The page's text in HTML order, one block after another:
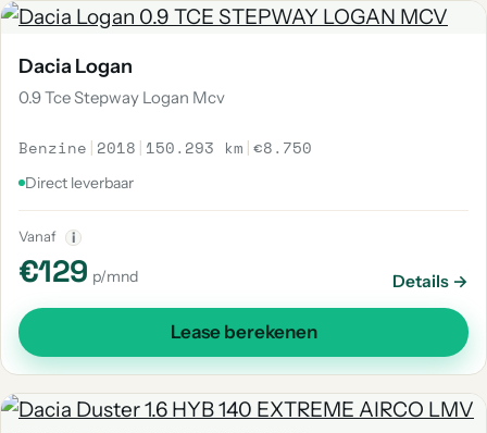
Dacia Logan
0.9 Tce Stepway Logan Mcv
Benzine | 2018 | 150.293 km |€8.750
Direct leverbaar
Vanaf i
€129 p/mnd Details →
Lease berekenen